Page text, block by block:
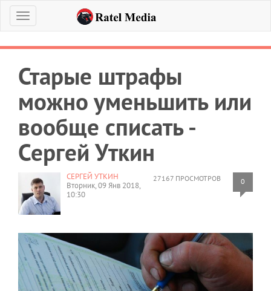
Меню
Старые штрафы
можно уменьшить или
вообще списать -
Сергей Уткин
27167 ПРОСМОТРОВ 0
СЕРГЕЙ УТКИН
Вторник, 09 Янв 2018,
10:30